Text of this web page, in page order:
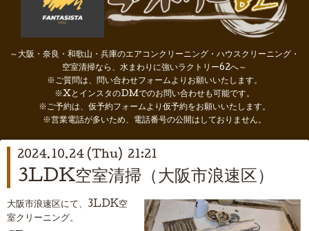
～大阪・奈良・和歌山・兵庫のエアコンクリーニング・ハウスクリーニング・
空室清掃なら、水まわりに強いラクトリー62へ～
※ご質問は、問い合わせフォームよりお願いいたします。
※XとインスタのDMでのお問い合わせも可能です。
※ご予約は、仮予約フォームより仮予約をお願いいたします。
※営業電話が多いため、電話番号の公開はしておりません。
2024.10.24 (Thu) 21:21
3LDK空室清掃（大阪市浪速区）
大阪市浪速区にて、3LDK空
室クリーニング。